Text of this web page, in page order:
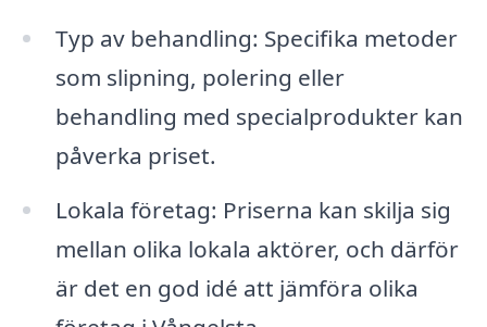
Typ av behandling: Specifika metoder
som slipning, polering eller
behandling med specialprodukter kan
påverka priset.
Lokala företag: Priserna kan skilja sig
mellan olika lokala aktörer, och därför
är det en god idé att jämföra olika